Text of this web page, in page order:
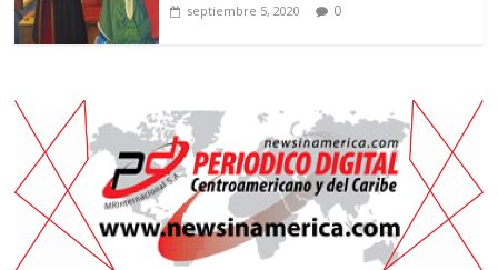
septiembre 5, 2020 0